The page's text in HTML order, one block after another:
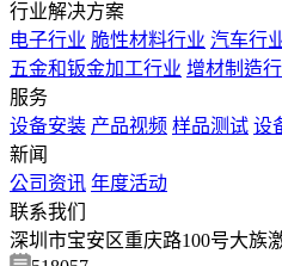
行业解决方案
电子行业 脆性材料行业 汽车行
五金和钣金加工行业 增材制造
服务
设备安装 产品视频 样品测试 设
新闻
公司资讯 年度活动
联系我们
深圳市宝安区重庆路100号大族